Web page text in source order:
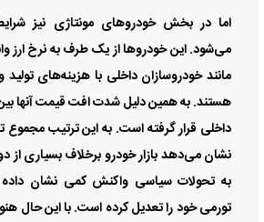
اما در بخش خودرو‌های مونتاژی نیز
می‌شود. این خودرو‌ها از یک طرف به نرخ ارز
مانند خودروسازان داخلی با هزینه‌های
هستند. به همین دلیل شدت افت قیمت آنها
داخلی قرار گرفته است. به این ترتیب
نشان می‌دهد بازار خودرو برخلاف بسیاری از
به تحولات سیاسی واکنش کمی نشان داده
تورمی خود را تعدیل کرده است. با این حال